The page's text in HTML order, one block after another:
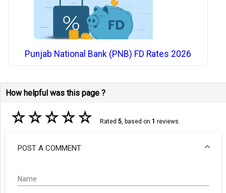
Punjab National Bank (PNB) FD Rates 2026
How helpful was this page ?
☆☆☆☆☆ Rated 5, based on 1 reviews.
POST A COMMENT
Name